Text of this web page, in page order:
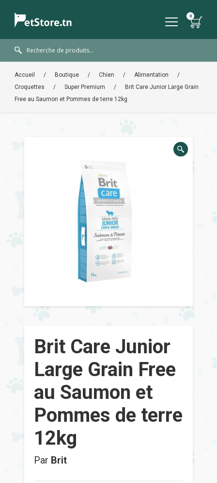
Accueil / Boutique / Chien / Alimentation
/
Croquettes
/ Super Premium /
Brit Care Junior Large Grain
Free au Saumon et Pommes de terre 12kg
🔍
Brit Care Junior
Large Grain Free
au Saumon et
Pommes de terre
12kg
Par Brit